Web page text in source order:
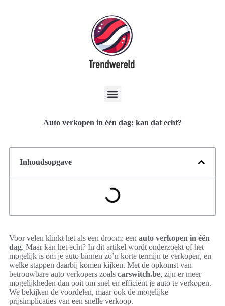
Auto verkopen in één dag: kan dat echt?
Inhoudsopgave
Voor velen klinkt het als een droom: een auto verkopen in één
dag. Maar kan het echt? In dit artikel wordt onderzoekt of het
mogelijk is om je auto binnen zo’n korte termijn te verkopen, en
welke stappen daarbij komen kijken. Met de opkomst van
betrouwbare auto verkopers zoals carswitch.be, zijn er meer
mogelijkheden dan ooit om snel en efficiënt je auto te verkopen.
We bekijken de voordelen, maar ook de mogelijke
prijsimplicaties van een snelle verkoop.